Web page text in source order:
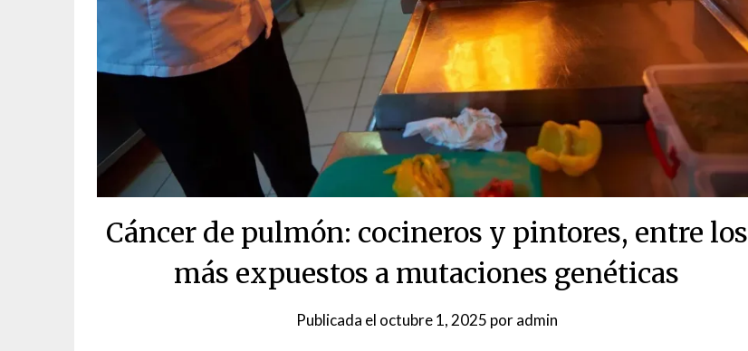
Cáncer de pulmón: cocineros y pintores, entre los
más expuestos a mutaciones genéticas
Publicada el octubre 1, 2025 poradmin